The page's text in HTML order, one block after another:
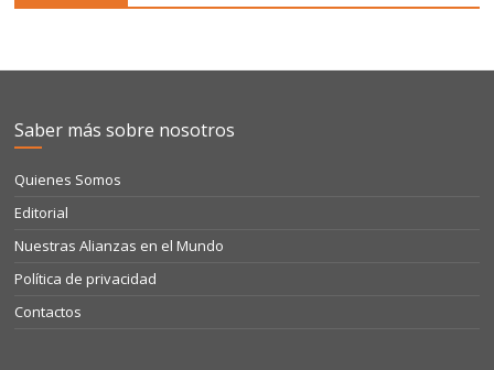
Saber más sobre nosotros
Quienes Somos
Editorial
Nuestras Alianzas en el Mundo
Política de privacidad
Contactos